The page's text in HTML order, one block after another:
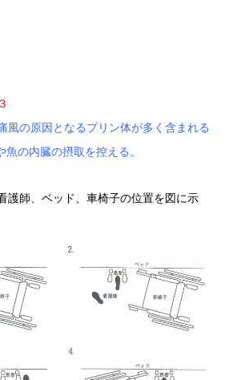
の原因となるプリン体が多く含まれる
の内臓の摂取を控える。
師、ベッド、車椅子の位置を図に示